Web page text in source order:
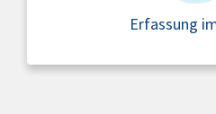
Erfassung